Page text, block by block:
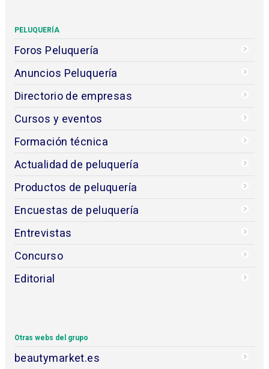
PELUQUERÍA
Foros Peluquería
Anuncios Peluquería
Directorio de empresas
Cursos y eventos
Formación técnica
Actualidad de peluquería
Productos de peluquería
Encuestas de peluquería
Entrevistas
Concurso
Editorial
Otras webs del grupo
beautymarket.es